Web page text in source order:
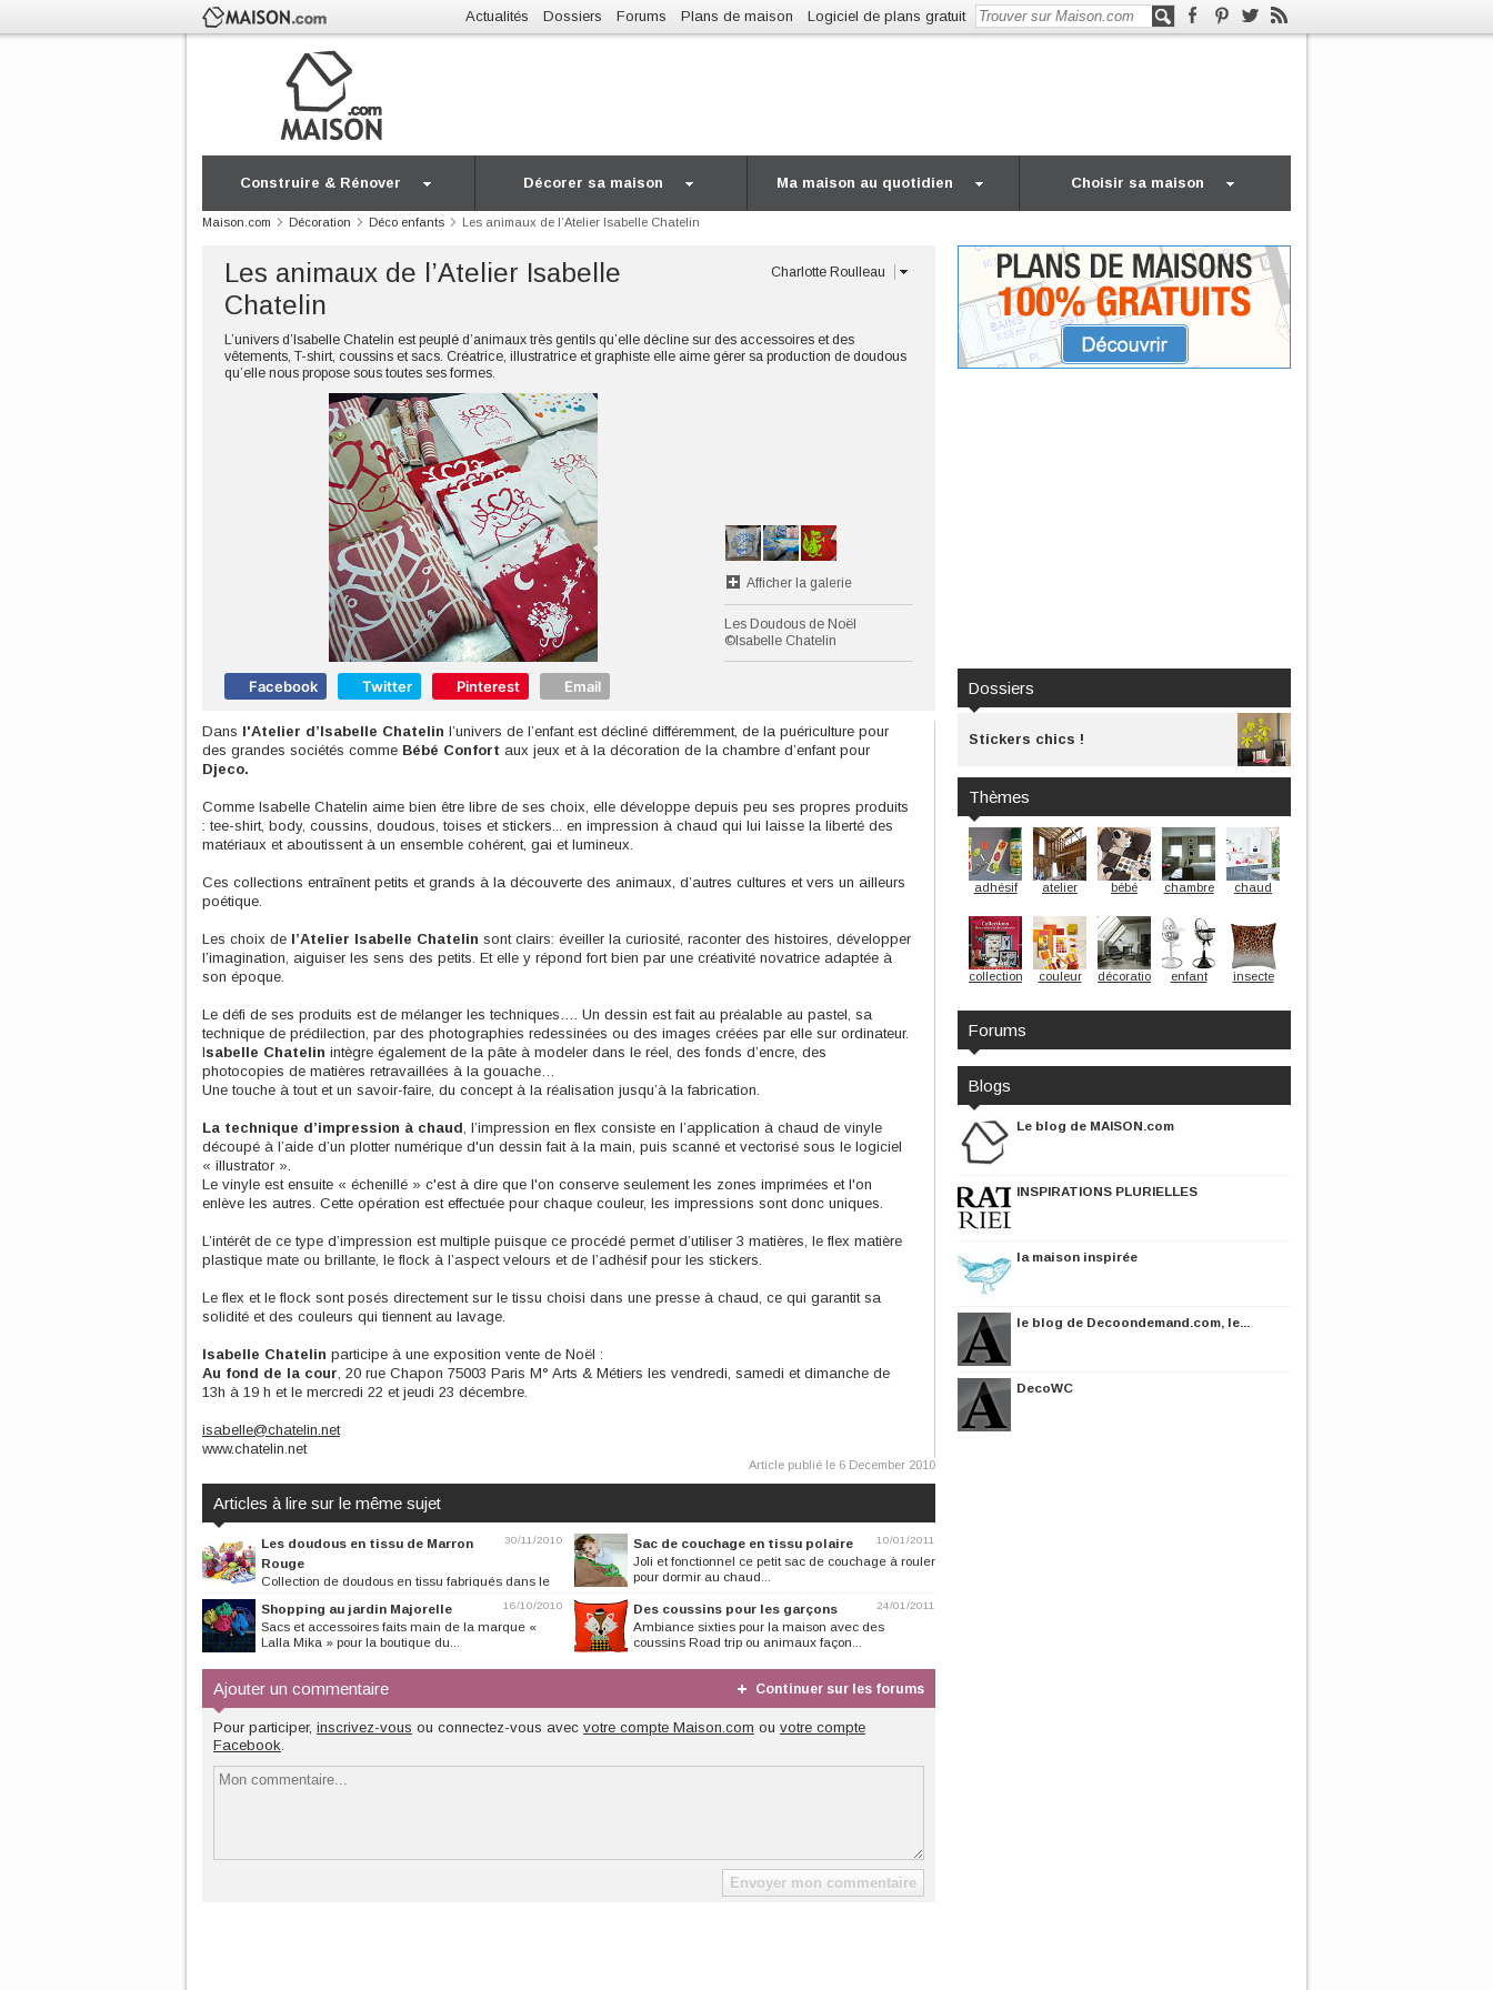
Actualités Dossiers Forums Plans de maison Logiciel de plans gratuit
Construire & Rénover Décorer sa maison Ma maison au quotidien Choisir sa maison
Maison.com Décoration Déco enfants Les animaux de l’Atelier Isabelle Chatelin
Les animaux de l’Atelier Isabelle
Chatelin
Charlotte Roulleau
L’univers d’Isabelle Chatelin est peuplé d’animaux très gentils qu’elle décline sur des accessoires et des
vêtements, T-shirt, coussins et sacs. Créatrice, illustratrice et graphiste elle aime gérer sa production de doudous
qu’elle nous propose sous toutes ses formes.
Afficher la galerie
Les Doudous de Noël
©Isabelle Chatelin
Facebook Twitter Pinterest Email
Dans l'Atelier d’Isabelle Chatelin l’univers de l’enfant est décliné différemment, de la puériculture pour
des grandes sociétés comme Bébé Confort aux jeux et à la décoration de la chambre d’enfant pour
Djeco.
Comme Isabelle Chatelin aime bien être libre de ses choix, elle développe depuis peu ses propres produits
: tee-shirt, body, coussins, doudous, toises et stickers... en impression à chaud qui lui laisse la liberté des
matériaux et aboutissent à un ensemble cohérent, gai et lumineux.
Ces collections entraînent petits et grands à la découverte des animaux, d’autres cultures et vers un ailleurs
poétique.
Les choix de l’Atelier Isabelle Chatelin sont clairs: éveiller la curiosité, raconter des histoires, développer
l’imagination, aiguiser les sens des petits. Et elle y répond fort bien par une créativité novatrice adaptée à
son époque.
Le défi de ses produits est de mélanger les techniques…. Un dessin est fait au préalable au pastel, sa
technique de prédilection, par des photographies redessinées ou des images créées par elle sur ordinateur.
Isabelle Chatelin intègre également de la pâte à modeler dans le réel, des fonds d’encre, des
photocopies de matières retravaillées à la gouache…
Une touche à tout et un savoir-faire, du concept à la réalisation jusqu’à la fabrication.
La technique d’impression à chaud, l’impression en flex consiste en l’application à chaud de vinyle
découpé à l’aide d’un plotter numérique d'un dessin fait à la main, puis scanné et vectorisé sous le logiciel
« illustrator ».
Le vinyle est ensuite « échenillé » c'est à dire que l'on conserve seulement les zones imprimées et l'on
enlève les autres. Cette opération est effectuée pour chaque couleur, les impressions sont donc uniques.
L’intérêt de ce type d’impression est multiple puisque ce procédé permet d’utiliser 3 matières, le flex matière
plastique mate ou brillante, le flock à l’aspect velours et de l’adhésif pour les stickers.
Le flex et le flock sont posés directement sur le tissu choisi dans une presse à chaud, ce qui garantit sa
solidité et des couleurs qui tiennent au lavage.
Isabelle Chatelin participe à une exposition vente de Noël :
Au fond de la cour, 20 rue Chapon 75003 Paris M° Arts & Métiers les vendredi, samedi et dimanche de
13h à 19 h et le mercredi 22 et jeudi 23 décembre.
isabelle@chatelin.net
www.chatelin.net
Article publié le 6 December 2010
Articles à lire sur le même sujet
30/11/2010
Les doudous en tissu de Marron
Rouge
Collection de doudous en tissu fabriqués dans le
cadre de l'association...
10/01/2011
Sac de couchage en tissu polaire
Joli et fonctionnel ce petit sac de couchage à rouler
pour dormir au chaud...
16/10/2010
Shopping au jardin Majorelle
Sacs et accessoires faits main de la marque «
Lalla Mika » pour la boutique du...
24/01/2011
Des coussins pour les garçons
Ambiance sixties pour la maison avec des
coussins Road trip ou animaux façon...
Ajouter un commentaire Continuer sur les forums
Pour participer, inscrivez-vous ou connectez-vous avec votre compte Maison.com ou votre compte
Facebook.
Dossiers
Stickers chics !
Thèmes
adhésif atelier bébé chambre chaud
collection couleur décoration enfant insecte
Forums
Blogs
Le blog de MAISON.com
INSPIRATIONS PLURIELLES
la maison inspirée
le blog de Decoondemand.com, le...
DecoWC